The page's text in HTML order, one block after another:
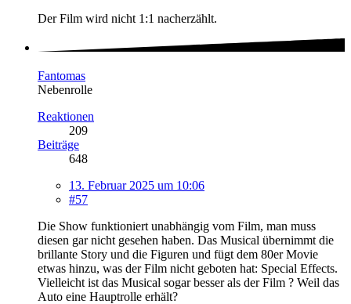
Der Film wird nicht 1:1 nacherzählt.
Fantomas
Nebenrolle
Reaktionen
209
Beiträge
648
13. Februar 2025 um 10:06
#57
Die Show funktioniert unabhängig vom Film, man muss
diesen gar nicht gesehen haben. Das Musical übernimmt die
brillante Story und die Figuren und fügt dem 80er Movie
etwas hinzu, was der Film nicht geboten hat: Special Effects.
Vielleicht ist das Musical sogar besser als der Film ? Weil das
Auto eine Hauptrolle erhält?